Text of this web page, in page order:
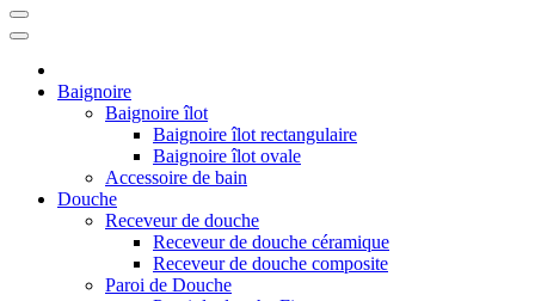
Baignoire
Baignoire îlot
Baignoire îlot rectangulaire
Baignoire îlot ovale
Accessoire de bain
Douche
Receveur de douche
Receveur de douche céramique
Receveur de douche composite
Paroi de Douche